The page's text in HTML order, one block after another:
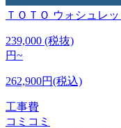
ＴＯＴＯ ウォシュレ
239,000 (税抜)
円~
262,900円(税込)
工事費
コミコミ